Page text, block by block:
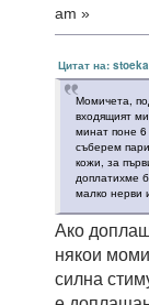
am »
Цитат на:
Момичета,
входящият
минат поне
съберем
кожи, за
доплатихме
малко нерви
Ако
някои
силна